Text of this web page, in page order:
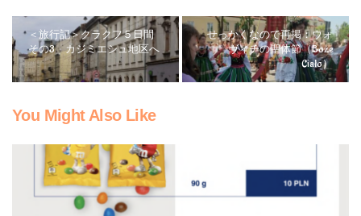
＜旅行記＞クラクフ５日間
その3 カジミエシュ地区へ
せっかくなので再掲：ウォ
ヴィチの聖体節（Boże
Ciało）
You Might Also Like